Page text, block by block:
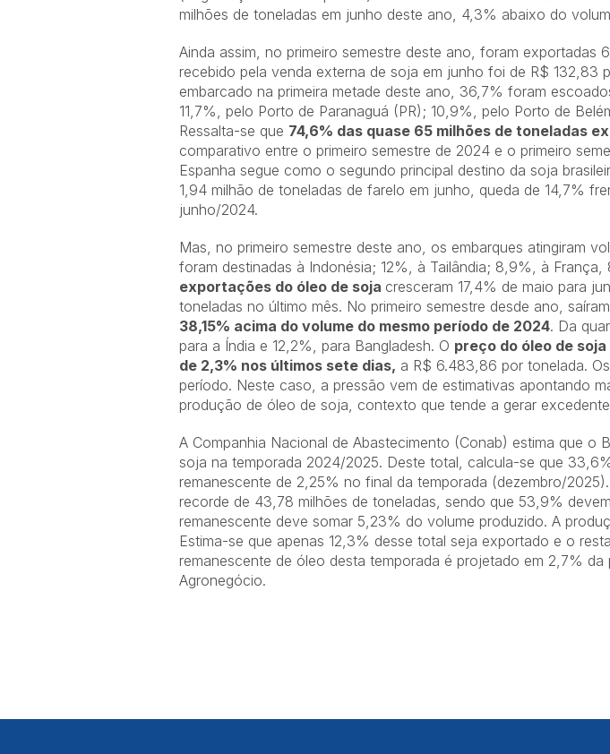
milhões de toneladas em junho deste ano, 4,3% abaixo do
Ainda assim, no primeiro semestre deste ano, foram
recebido pela venda externa de soja em junho foi de R$
embarcado na primeira metade deste ano, 36,7% foram
11,7%, pelo Porto de Paranaguá (PR); 10,9%, pelo Porto de
Ressalta-se que 74,6% das quase 65 milhões de toneladas
comparativo entre o primeiro semestre de 2024 e o primeiro
Espanha segue como o segundo principal destino da soja
1,94 milhão de toneladas de farelo em junho, queda de 14,7%
junho/2024.
Mas, no primeiro semestre deste ano, os embarques atingiram
foram destinadas à Indonésia; 12%, à Tailândia; 8,9%, à
exportações do óleo de soja cresceram 17,4% de maio para
toneladas no último mês. No primeiro semestre desde ano,
38,15% acima do volume do mesmo período de 2024. Da
para a Índia e 12,2%, para Bangladesh. O preço do óleo de soja
de 2,3% nos últimos sete dias, a R$ 6.483,86 por tonelada.
período. Neste caso, a pressão vem de estimativas apontando
produção de óleo de soja, contexto que tende a gerar
A Companhia Nacional de Abastecimento (Conab) estima que
soja na temporada 2024/2025. Deste total, calcula-se que
remanescente de 2,25% no final da temporada (dezembro/
recorde de 43,78 milhões de toneladas, sendo que 53,9%
remanescente deve somar 5,23% do volume produzido. A
Estima-se que apenas 12,3% desse total seja exportado e o
remanescente de óleo desta temporada é projetado em 2,7%
Agronegócio.